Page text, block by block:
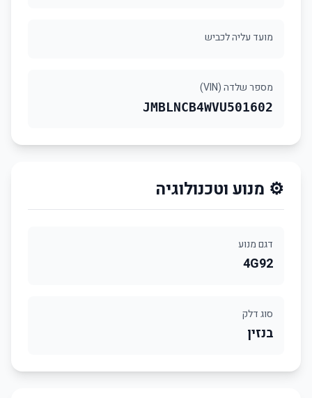
מועד עליה לכביש
מספר שלדה (VIN)
JMBLNCB4WVU501602
⚙️ מנוע וטכנולוגיה
דגם מנוע
4G92
סוג דלק
בנזין